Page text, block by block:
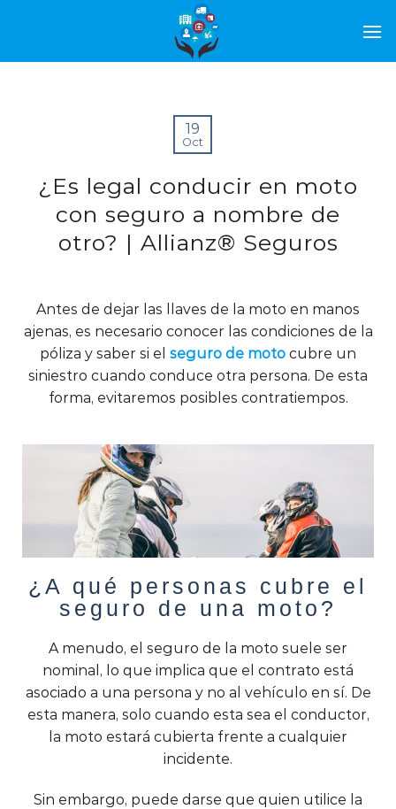
19
Oct
¿Es legal conducir en moto
con seguro a nombre de
otro? | Allianz® Seguros
Antes de dejar las llaves de la moto en manos
ajenas, es necesario conocer las condiciones de la
póliza y saber si el seguro de moto cubre un
siniestro cuando conduce otra persona. De esta
forma, evitaremos posibles contratiempos.
¿A qué personas cubre el
seguro de una moto?
A menudo, el seguro de la moto suele ser
nominal, lo que implica que el contrato está
asociado a una persona y no al vehículo en sí. De
esta manera, solo cuando esta sea el conductor,
la moto estará cubierta frente a cualquier
incidente.
Sin embargo, puede darse que quien utilice la